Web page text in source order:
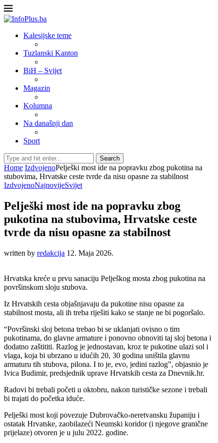
Kalesijske teme
Tuzlanski Kanton
BiH – Svijet
Magazin
Kolumna
Na današnji dan
Sport
Search
Home IzdvojenoPelješki most ide na popravku zbog pukotina na
stubovima, Hrvatske ceste tvrde da nisu opasne za stabilnost
IzdvojenoNajnovijeSvijet
Pelješki most ide na popravku zbog
pukotina na stubovima, Hrvatske ceste
tvrde da nisu opasne za stabilnost
written by redakcija 12. Maja 2026.
Hrvatska kreće u prvu sanaciju Pelješkog mosta zbog pukotina na
površinskom sloju stubova.
Iz Hrvatskih cesta objašnjavaju da pukotine nisu opasne za
stabilnost mosta, ali ih treba riješiti kako se stanje ne bi pogoršalo.
“Površinski sloj betona trebao bi se uklanjati ovisno o tim
pukotinama, do glavne armature i ponovno obnoviti taj sloj betona i
dodatno zaštititi. Razlog je jednostavan, kroz te pukotine ulazi sol i
vlaga, koja bi ubrzano u idućih 20, 30 godina uništila glavnu
armaturu tih stubova, pilona. I to je, evo, jedini razlog”, objasnio je
Ivica Budimir, predsjednik uprave Hrvatskih cesta za Dnevnik.hr.
Radovi bi trebali početi u oktobru, nakon turističke sezone i trebali
bi trajati do početka iduće.
Pelješki most koji povezuje Dubrovačko-neretvansku županiju i
ostatak Hrvatske, zaobilazeći Neumski koridor (i njegove granične
prijelaze) otvoren je u julu 2022. godine.